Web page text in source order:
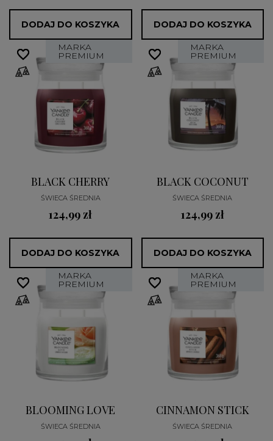
DODAJ DO KOSZYKA DODAJ DO KOSZYKA
MARKA
PREMIUM
BLACK CHERRY
ŚWIECA ŚREDNIA
124,99 zł
DODAJ DO KOSZYKA
favorite_border
favorite_border MARKA
PREMIUM
BLACK COCONUT
ŚWIECA ŚREDNIA
124,99 zł
DODAJ DO KOSZYKA
favorite_border
favorite_border
MARKA
PREMIUM
BLOOMING LOVE
ŚWIECA ŚREDNIA
favorite_border
favorite_border MARKA
PREMIUM
CINNAMON STICK
ŚWIECA ŚREDNIA
favorite_border
favorite_border